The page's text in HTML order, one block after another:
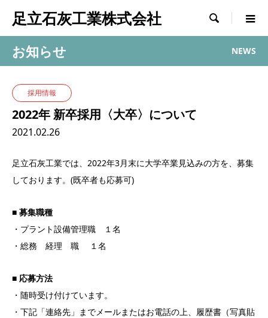
足立石灰工業株式会社 
お知らせ NEWS
採用情報
2022年 新卒採用〈大卒〉について
2021.02.26
足立石灰工業では、2022年3月末に大学卒業見込みの方を、募集
しております。(既卒者も応募可)
■ 募集職種
・プラント設備管理職 １名
・総務 経理 職 １名
■ 応募方法
・随時受け付けています。
・下記「連絡先」までメールまたはお電話の上、履歴書（写真貼